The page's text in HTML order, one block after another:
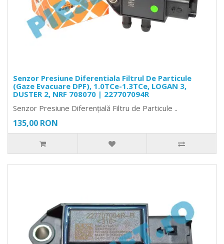
Senzor Presiune Diferentiala Filtrul De Particule
(Gaze Evacuare DPF), 1.0TCe-1.3TCe, LOGAN 3,
DUSTER 2, NRF 708070 | 227707094R
Senzor Presiune Diferențială Filtru de Particule ..
135,00 RON